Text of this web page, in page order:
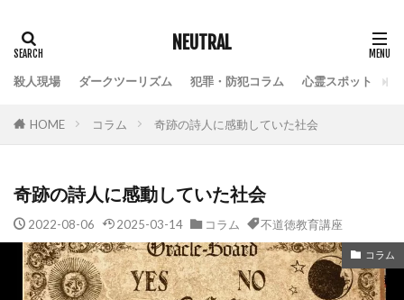
NEUTRAL
殺人現場 ダークツーリズム 犯罪・防犯コラム 心霊スポット
HOME コラム 奇跡の詩人に感動していた社会
奇跡の詩人に感動していた社会
2022-08-06 2025-03-14 コラム 不道徳教育講座
コラム